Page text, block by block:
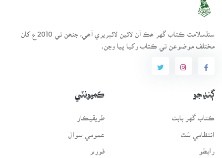
سنڌسلامت ڪتاب گهر ھڪ آن لائين لائبريري آھي، جنھن تي 2010ع کان
مختلف موضوعن تي ڪتاب رکيا پيا وڃن.
ڳنڍجو
ڪتاب گهر بابت
انتظامي سَٿ
رابطو
ڪميونٽي
طريقيڪار
عمومي سوال
فورم